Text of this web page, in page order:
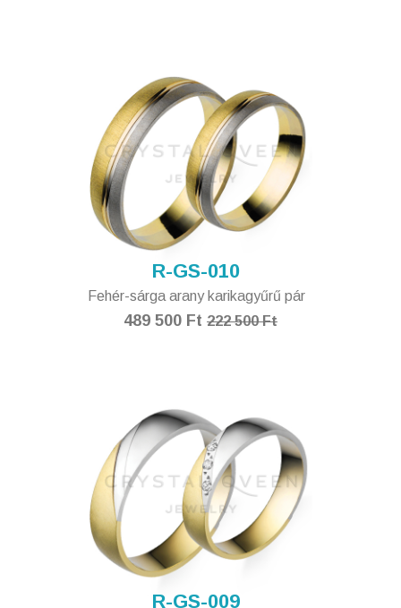
R-GS-010
Fehér-sárga arany karikagyűrű pár
489 500 Ft 222 500 Ft
R-GS-009